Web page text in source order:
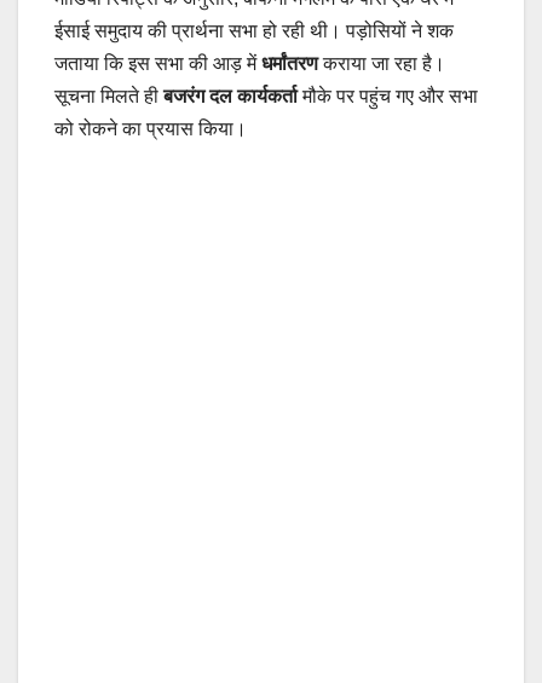
ईसाई समुदाय की प्रार्थना सभा हो रही थी। पड़ोसियों ने शक
जताया कि इस सभा की आड़ मेंधर्मांतरणकराया जा रहा है।
सूचना मिलते हीबजरंग दल कार्यकर्तामौके पर पहुंच गए और सभा
को रोकने का प्रयास किया।